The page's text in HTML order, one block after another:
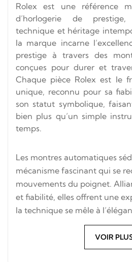
Rolex est une référence
d’horlogerie de
technique et héritage
la marque incarne
prestige à travers des
conçues pour durer et
Chaque pièce Rolex est le
unique, reconnu pour sa
son statut symbolique,
bien plus qu’un simple
temps.
Les montres automatiques
mécanisme fascinant qui se
mouvements du poignet.
et fiabilité, elles offrent une
la technique se mêle à
VOIR